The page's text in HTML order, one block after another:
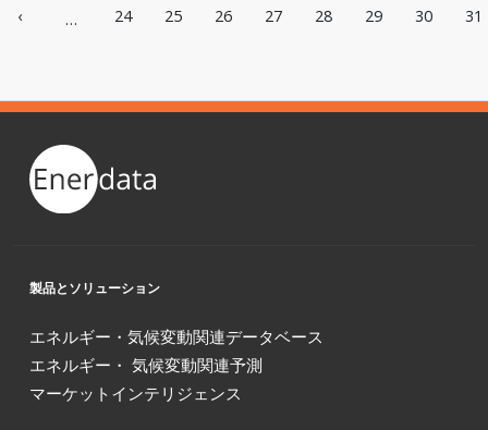
‹
前ページ
… 24 25 26 27 28 29 30 31
製品とソリューション
エネルギー・気候変動関連データベース
エネルギー・ 気候変動関連予測
マーケットインテリジェンス